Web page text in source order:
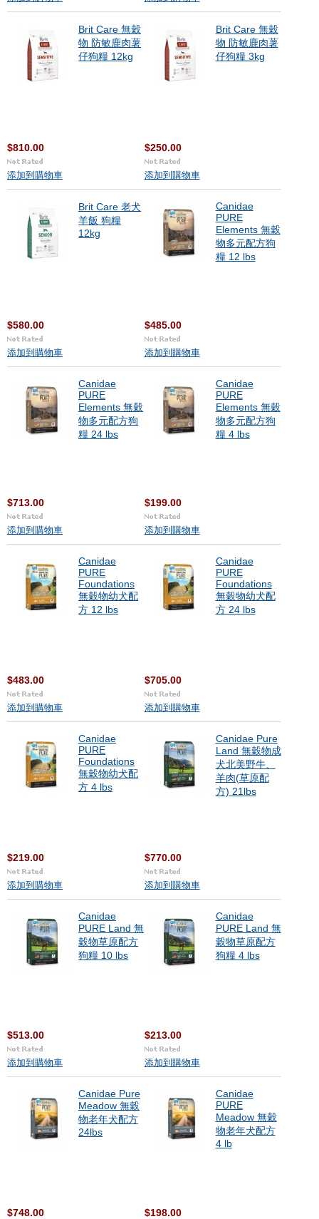
Brit Care 無穀
物 防敏鹿肉薯
仔狗糧 12kg
$810.00
添加到購物車
Brit Care 無穀
物 防敏鹿肉薯
仔狗糧 3kg
$250.00
添加到購物車
Brit Care 老犬
羊飯 狗糧
12kg
$580.00
添加到購物車
Canidae
PURE
Elements 無穀
物多元配方狗
糧 12 lbs
$485.00
添加到購物車
Canidae
PURE
Elements 無穀
物多元配方狗
糧 24 lbs
$713.00
添加到購物車
Canidae
PURE
Elements 無穀
物多元配方狗
糧 4 lbs
$199.00
添加到購物車
Canidae
PURE
Foundations
無穀物幼犬配
方 12 lbs
$483.00
添加到購物車
Canidae
PURE
Foundations
無穀物幼犬配
方 24 lbs
$705.00
添加到購物車
Canidae
PURE
Foundations
無穀物幼犬配
方 4 lbs
$219.00
添加到購物車
Canidae Pure
Land 無穀物成
犬北美野牛、
羊肉(草原配
方) 21lbs
$770.00
添加到購物車
Canidae
PURE Land 無
穀物草原配方
狗糧 10 lbs
$513.00
添加到購物車
Canidae
PURE Land 無
穀物草原配方
狗糧 4 lbs
$213.00
添加到購物車
Canidae Pure
Meadow 無穀
物老年犬配方
24lbs
$748.00
Canidae
PURE
Meadow 無穀
物老年犬配方
4 lb
$198.00